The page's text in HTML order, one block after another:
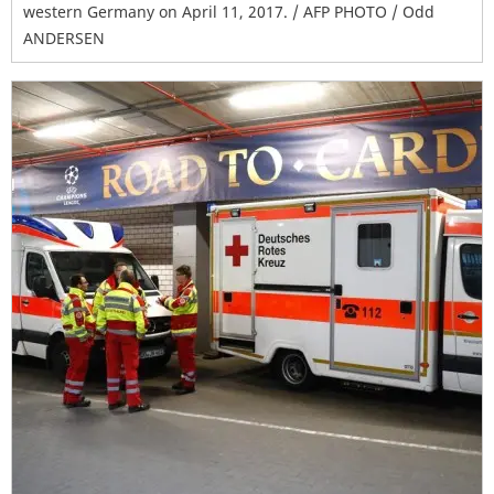
western Germany on April 11, 2017. / AFP PHOTO / Odd
ANDERSEN